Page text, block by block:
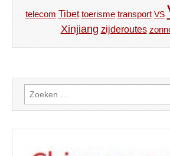
telecom Tibet toerisme transport VS
Xinjiang zijderoutes
Zoeken
naar: